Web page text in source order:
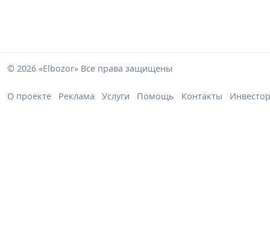
© 2026 «Elbozor» Все права защищены
О проекте Реклама Услуги Помощь Контакты